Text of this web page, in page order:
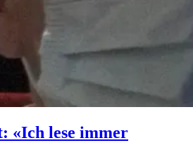
«Ich lese immer